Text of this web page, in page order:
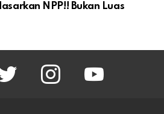
NPP!! Bukan Luas
twitter instagram youtube